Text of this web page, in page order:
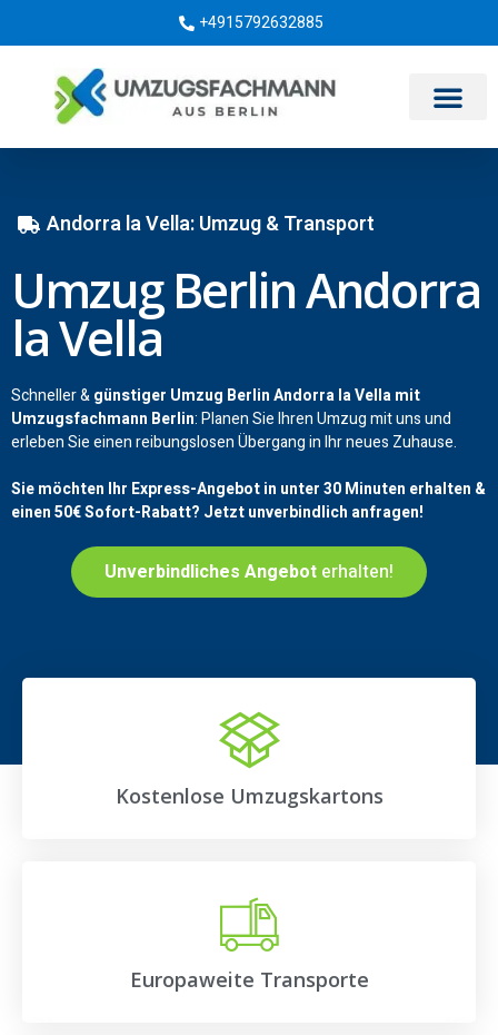
+4915792632885
Andorra la Vella: Umzug & Transport
Umzug Berlin Andorra
la Vella
Schneller &günstiger Umzug Berlin Andorra la Vella mit
Umzugsfachmann Berlin: Planen Sie Ihren Umzug mit uns und
erleben Sie einen reibungslosen Übergang in Ihr neues Zuhause.
Sie möchten Ihr Express-Angebot in unter 30 Minuten erhalten &
einen50€Sofort-Rabatt? Jetzt unverbindlich anfragen!
Unverbindliches Angebot erhalten!
Kostenlose Umzugskartons
Europaweite Transporte